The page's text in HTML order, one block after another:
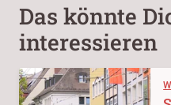
Das könnte
interessieren